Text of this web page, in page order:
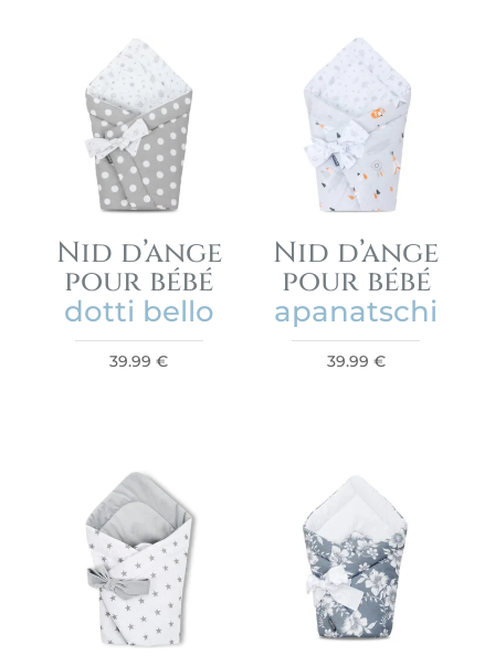
Nid d’ange
pour bébé
dotti bello
39.99€
Nid d’ange
pour bébé
apanatschi
39.99 €